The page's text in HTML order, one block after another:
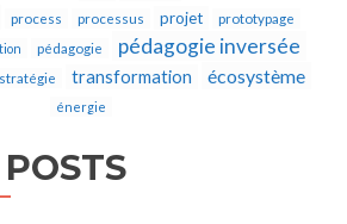
process processus projet prototypage
pédagogie pédagogie inversée
stratégie transformation écosystème
énergie